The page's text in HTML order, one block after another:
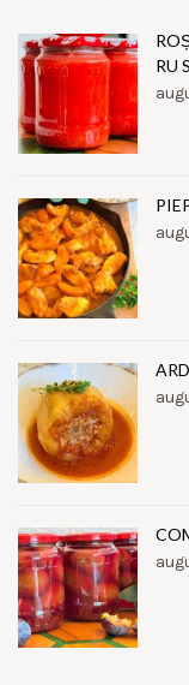
RU